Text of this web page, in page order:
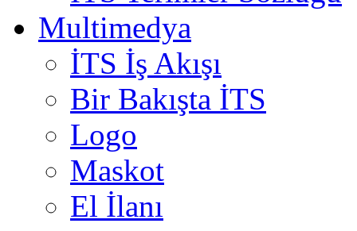
Multimedya
İTS İş Akışı
Bir Bakışta İTS
Logo
Maskot
El İlanı